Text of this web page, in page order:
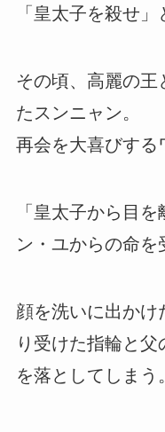
「皇太子を殺せ」
その頃、高麗の王
たスンニャン。
再会を大喜びする
「皇太子から目
ン・ユからの命を
顔を洗いに出かけ
り受けた指輪と
を落としてしまう。